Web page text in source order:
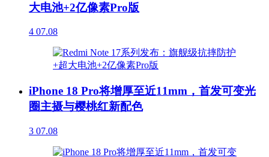
大电池+2亿像素Pro版
4 07.08
iPhone 18 Pro将增厚至近11mm，首发可变光
圈主摄与樱桃红新配色
3 07.08